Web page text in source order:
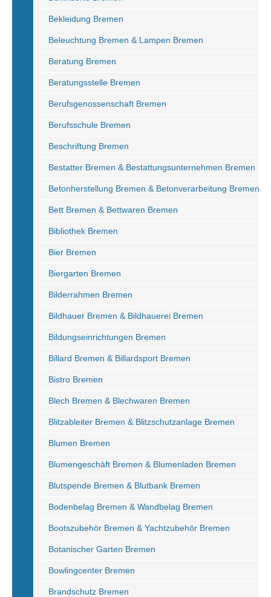
Bekleidung Bremen
Beleuchtung Bremen & Lampen Bremen
Beratung Bremen
Beratungsstelle Bremen
Berufsgenossenschaft Bremen
Berufsschule Bremen
Beschriftung Bremen
Bestatter Bremen & Bestattungsunternehmen Bremen
Betonherstellung Bremen & Betonverarbeitung Bremen
Bett Bremen & Bettwaren Bremen
Bibliothek Bremen
Bier Bremen
Biergarten Bremen
Bilderrahmen Bremen
Bildhauer Bremen & Bildhauerei Bremen
Bildungseinrichtungen Bremen
Billard Bremen & Billardsport Bremen
Bistro Bremen
Blech Bremen & Blechwaren Bremen
Blitzableiter Bremen & Blitzschutzanlage Bremen
Blumen Bremen
Blumengeschäft Bremen & Blumenladen Bremen
Blutspende Bremen & Blutbank Bremen
Bodenbelag Bremen & Wandbelag Bremen
Bootszubehör Bremen & Yachtzubehör Bremen
Botanischer Garten Bremen
Bowlingcenter Bremen
Brandschutz Bremen